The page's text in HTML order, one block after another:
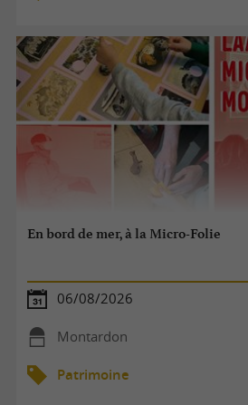
En bord de mer, à la Micro-Folie
06/08/2026
Montardon
Patrimoine